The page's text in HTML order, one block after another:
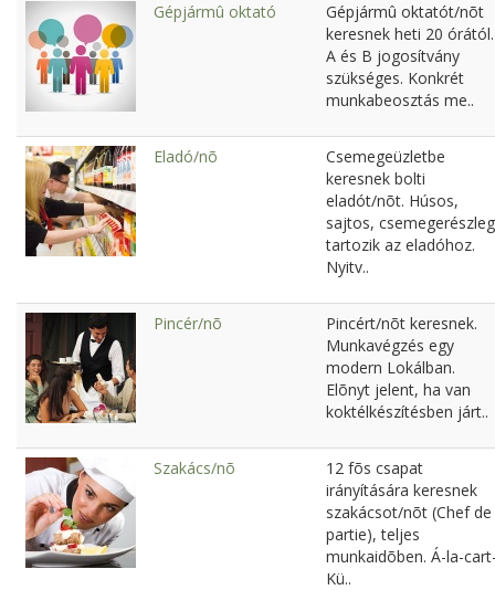
Gépjármû oktató
Gépjármû oktatót/nõt
keresnek heti 20 órától.
A és B jogosítvány
szükséges. Konkrét
munkabeosztás me..
Eladó/nõ
Csemegeüzletbe
keresnek bolti
eladót/nõt. Húsos,
sajtos, csemegerészleg
tartozik az eladóhoz.
Nyitv..
Pincér/nõ
Pincért/nõt keresnek.
Munkavégzés egy
modern Lokálban.
Elõnyt jelent, ha van
koktélkészítésben járt..
Szakács/nõ
12 fõs csapat
irányítására keresnek
szakácsot/nõt (Chef de
partie), teljes
munkaidõben. Á-la-
Kü..